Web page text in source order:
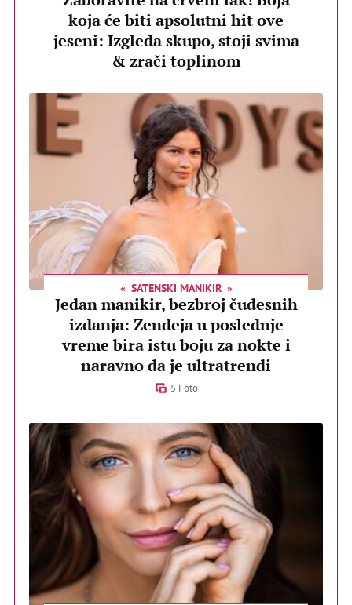
koja će biti apsolutni hit ove
jeseni: Izgleda skupo, stoji svima
& zrači toplinom
SATENSKI MANIKIR
Jedan manikir, bezbroj čudesnih
izdanja: Zendeja u poslednje
vreme bira istu boju za nokte i
naravno da je ultratrendi
5 Foto